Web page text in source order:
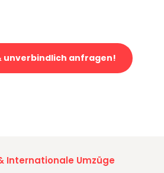
unverbindlich anfragen!
Internationale Umzüge